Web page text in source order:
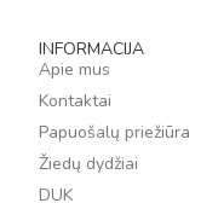
INFORMACIJA
Apie mus
Kontaktai
Papuošalų priežiūra
Žiedų dydžiai
DUK